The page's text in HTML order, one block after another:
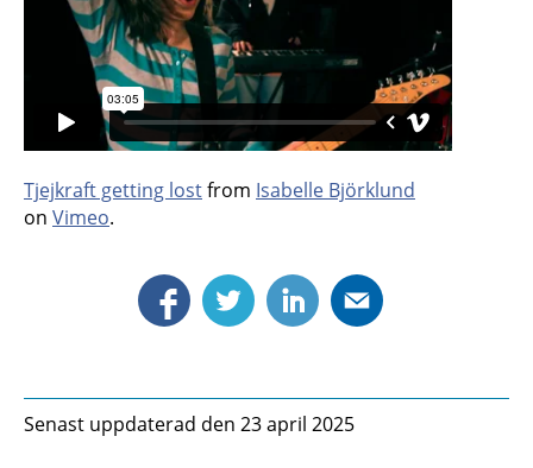
Tjejkraft getting lostfrom Isabelle Björklund
on Vimeo.
Senast uppdaterad den 23 april 2025